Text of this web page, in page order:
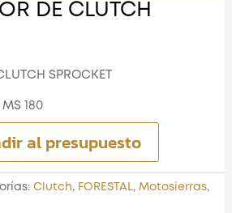
DE CLUTCH
SPROCKET
MS 180
al presupuesto
Clutch, FORESTAL, Motosierras,